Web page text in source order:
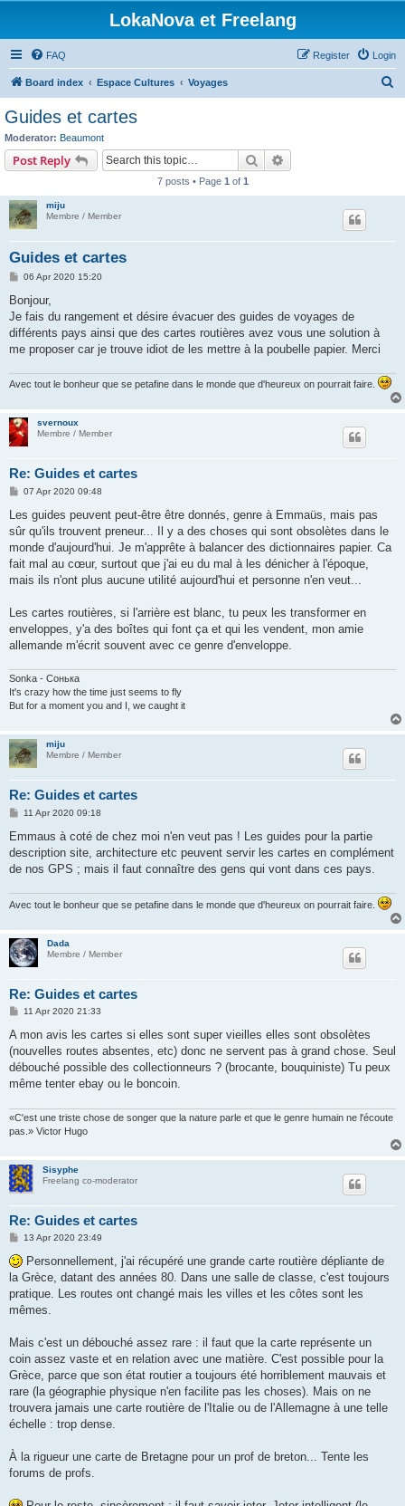
LokaNova et Freelang
FAQ Login
Register
Board index Espace Cultures Voyages
Guides et cartes
Moderator: Beaumont
Post Reply Search
7 posts • Page 1 of 1
miju
Membre / Member
Guides et cartes
P
s
06 Apr 2020 15:20
Bonjour,
Je fais du rangement et désire évacuer des guides de voyages de
différents pays ainsi que des cartes routières avez vous une solution à
me proposer car je trouve idiot de les mettre à la poubelle papier. Merci
Avec tout le bonheur que se petafine dans le monde que d'heureux on pourrait faire.
svernoux
Membre / Member
Re: Guides et cartes
P
s
07 Apr 2020 09:48
Les guides peuvent peut-être être donnés, genre à Emmaüs, mais pas
sûr qu'ils trouvent preneur... Il y a des choses qui sont obsolètes dans le
monde d'aujourd'hui. Je m'apprête à balancer des dictionnaires papier. Ca
fait mal au cœur, surtout que j'ai eu du mal à les dénicher à l'époque,
mais ils n'ont plus aucune utilité aujourd'hui et personne n'en veut...
Les cartes routières, si l'arrière est blanc, tu peux les transformer en
enveloppes, y'a des boîtes qui font ça et qui les vendent, mon amie
allemande m'écrit souvent avec ce genre d'enveloppe.
Sonka - Сонька
It's crazy how the time just seems to fly
But for a moment you and I, we caught it
miju
Membre / Member
Re: Guides et cartes
P
s
11 Apr 2020 09:18
Emmaus à coté de chez moi n'en veut pas ! Les guides pour la partie
description site, architecture etc peuvent servir les cartes en complément
de nos GPS ; mais il faut connaître des gens qui vont dans ces pays.
Avec tout le bonheur que se petafine dans le monde que d'heureux on pourrait faire.
Dada
Membre / Member
Re: Guides et cartes
P
s
11 Apr 2020 21:33
A mon avis les cartes si elles sont super vieilles elles sont obsolètes
(nouvelles routes absentes, etc) donc ne servent pas à grand chose. Seul
débouché possible des collectionneurs ? (brocante, bouquiniste) Tu peux
même tenter ebay ou le boncoin.
«C'est une triste chose de songer que la nature parle et que le genre humain ne l'écoute
pas.» Victor Hugo
Sisyphe
Freelang co-moderator
Re: Guides et cartes
P
s
t
13 Apr 2020 23:49
Personnellement, j'ai récupéré une grande carte routière dépliante de
la Grèce, datant des années 80. Dans une salle de classe, c'est toujours
pratique. Les routes ont changé mais les villes et les côtes sont les
mêmes.
Mais c'est un débouché assez rare : il faut que la carte représente un
coin assez vaste et en relation avec une matière. C'est possible pour la
Grèce, parce que son état routier a toujours été horriblement mauvais et
rare (la géographie physique n'en facilite pas les choses). Mais on ne
trouvera jamais une carte routière de l'Italie ou de l'Allemagne à une telle
échelle : trop dense.
À la rigueur une carte de Bretagne pour un prof de breton... Tente les
forums de profs.